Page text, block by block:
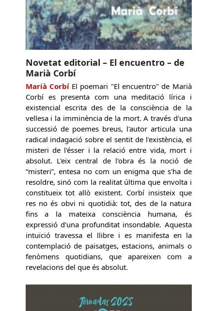
Novetat editorial – El encuentro – de
Marià Corbí
Marià CorbíEl poemari "El encuentro" de Marià
Corbí es presenta com una meditació lírica i
existencial escrita des de la consciència de la
vellesa i la imminència de la mort. A través d'una
successió de poemes breus, l'autor articula una
radical indagació sobre el sentit de l'existència, el
misteri de l'ésser i la relació entre vida, mort i
absolut. L'eix central de l'obra és la noció de
“misteri”, entesa no com un enigma que s'ha de
resoldre, sinó com la realitat última que envolta i
constitueix tot allò existent. Corbí insisteix que
res no és obvi ni quotidià: tot, des de la natura
fins a la mateixa consciència humana, és
expressió d'una profunditat insondable. Aquesta
intuïció travessa el llibre i es manifesta en la
contemplació de paisatges, estacions, animals o
fenòmens quotidians, que apareixen com a
revelacions del que és absolut.